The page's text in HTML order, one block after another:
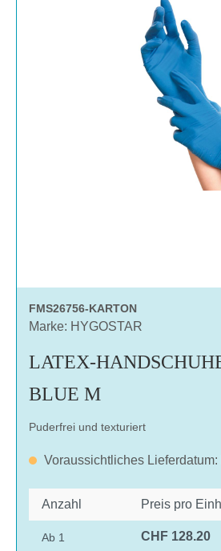
FMS26756-KARTON
Marke: HYGOSTAR
LATEX-
BLUE M
Puderfrei und texturiert
Voraussichtliches Lieferdatum:
Anzahl Preis pro
Ab 1 CHF 128.20